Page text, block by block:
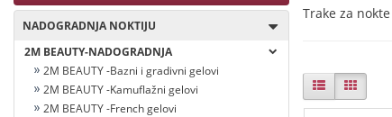
NADOGRADNJA NOKTIJU
2M BEAUTY-NADOGRADNJA
2M BEAUTY -Bazni i gradivni gelovi
2M BEAUTY -Kamuflažni gelovi
2M BEAUTY -French gelovi
Trake za nokte